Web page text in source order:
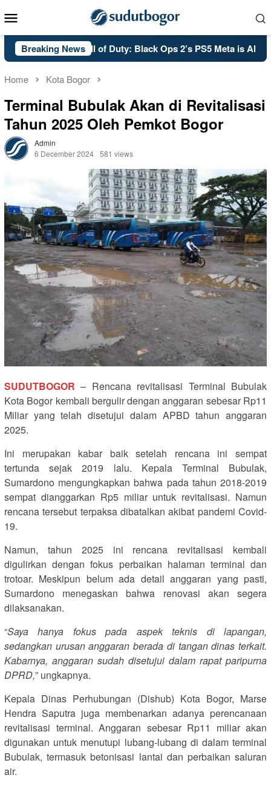
to
Menu
Breaking News
PSA: Call of Duty: Black Ops 2’s PS5 Meta is Already
Home Kota Bogor
Terminal Bubulak Akan di Revitalisasi
Tahun 2025 Oleh Pemkot Bogor
Admin
6 December 2024 581 views
SUDUTBOGOR – Rencana revitalisasi Terminal Bubulak
Kota Bogor kembali bergulir dengan anggaran sebesar Rp11
Miliar yang telah disetujui dalam APBD tahun anggaran
2025.
Ini merupakan kabar baik setelah rencana ini sempat
tertunda sejak 2019 lalu. Kepala Terminal Bubulak,
Sumardono mengungkapkan bahwa pada tahun 2018-2019
sempat dianggarkan Rp5 miliar untuk revitalisasi. Namun
rencana tersebut terpaksa dibatalkan akibat pandemi Covid-
19.
Namun, tahun 2025 ini rencana revitalisasi kembali
digulirkan dengan fokus perbaikan halaman terminal dan
trotoar. Meskipun belum ada detail anggaran yang pasti,
Sumardono menegaskan bahwa renovasi akan segera
dilaksanakan.
“Saya hanya fokus pada aspek teknis di lapangan,
sedangkan urusan anggaran berada di tangan dinas terkait.
Kabarnya, anggaran sudah disetujui dalam rapat paripurna
DPRD,” ungkapnya.
Kepala Dinas Perhubungan (Dishub) Kota Bogor, Marse
Hendra Saputra juga membenarkan adanya perencanaan
revitalisasi terminal. Anggaran sebesar Rp11 miliar akan
digunakan untuk menutupi lubang-lubang di dalam terminal
Bubulak, termasuk betonisasi lantai dan perbaikan saluran
air.